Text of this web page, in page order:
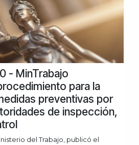
- MinTrabajo
para la
preventivas por
de inspección,
del Trabajo, publicó el